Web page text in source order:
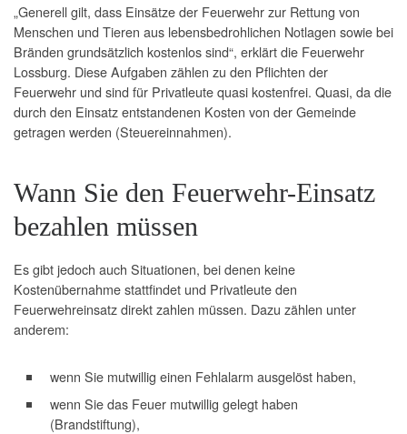
„Generell gilt, dass Einsätze der Feuerwehr zur Rettung von
Menschen und Tieren aus lebensbedrohlichen Notlagen sowie bei
Bränden grundsätzlich kostenlos sind“, erklärt die Feuerwehr
Lossburg. Diese Aufgaben zählen zu den Pflichten der
Feuerwehr und sind für Privatleute quasi kostenfrei. Quasi, da die
durch den Einsatz entstandenen Kosten von der Gemeinde
getragen werden (Steuereinnahmen).
Wann Sie den Feuerwehr-Einsatz
bezahlen müssen
Es gibt jedoch auch Situationen, bei denen keine
Kostenübernahme stattfindet und Privatleute den
Feuerwehreinsatz direkt zahlen müssen. Dazu zählen unter
anderem:
wenn Sie mutwillig einen Fehlalarm ausgelöst haben,
wenn Sie das Feuer mutwillig gelegt haben
(Brandstiftung),